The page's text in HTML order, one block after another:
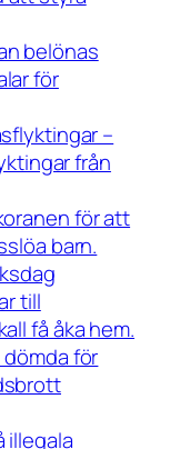
belönas
för
–
från
för att
barn.
till
få åka hem.
för
illegala